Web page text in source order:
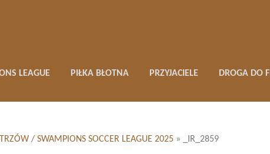
LEAGUE PIŁKA BŁOTNA PRZYJACIELE DROGA DO
/ SWAMPIONS SOCCER LEAGUE 2025 » _IR_2859